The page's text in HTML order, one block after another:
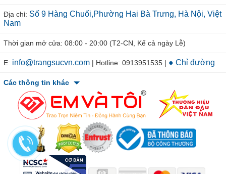
Địa chỉ: Số 9 Hàng Chuối,Phường Hai Bà Trưng, Hà Nội, Việt
Nam
Thời gian mở cửa: 08:00 - 20:00 (T2-CN, Kể cả ngày Lễ)
E: info@trangsucvn.com | Hotline: 0913951535 | ● Chỉ đường
Các thông tin khác